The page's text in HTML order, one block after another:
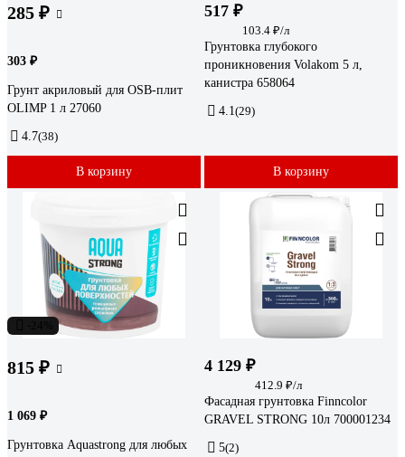
285 ₽
303 ₽
Грунт акриловый для OSB-плит
OLIMP 1 л 27060
4.7(38)
В корзину
517 ₽
103.4 ₽/л
Грунтовка глубокого
проникновения Volakom 5 л,
канистра 658064
4.1 (29)
В корзину
815 ₽
1 069 ₽
Грунтовка Aquastrong для любых
4 129 ₽
412.9 ₽/л
Фасадная грунтовка Finncolor
GRAVEL STRONG 10л 700001234
5(2)